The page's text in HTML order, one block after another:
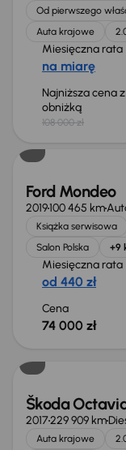
Od pierwszego
Auta krajowe
Miesięczna rata
na miarę
Najniższa cena
obniżką
108 000 zł
Ford Mondeo
2019100 465 km
Książka serwisowa
Salon Polska
+9
Miesięczna rata
od 440 zł
Cena
74 000 zł
Škoda
2017229 909 km
Auta krajowe